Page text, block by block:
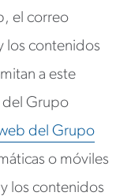
el correo
los contenidos
a este
del Grupo
del Grupo
o móviles
los contenidos